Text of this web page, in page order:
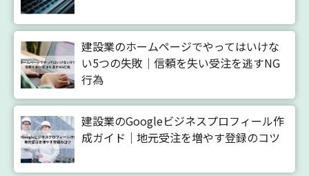
建設業のホームページでやってはいけな
い5つの失敗｜信頼を失い受注を逃すNG
行為
建設業のGoogleビジネスプロフィール作
成ガイド｜地元受注を増やす登録のコツ